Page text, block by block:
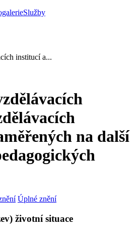
Služby
institucí a...
na další
Úplné znění
životní situace